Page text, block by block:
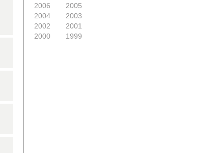
2006
2005
2004
2003
2002
2001
2000
1999